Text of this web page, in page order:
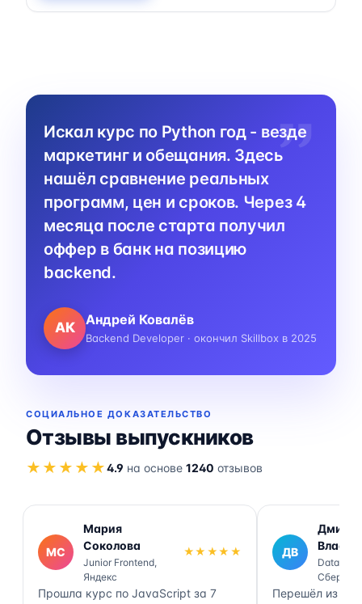
Искал курс по Python год - везде
маркетинг и обещания. Здесь
нашёл сравнение реальных
программ, цен и сроков. Через 4
месяца после старта получил
оффер в банк на позицию
backend.
АК Андрей Ковалёв
Backend Developer · окончил Skillbox в 2025
СОЦИАЛЬНОЕ ДОКАЗАТЕЛЬСТВО
Отзывы выпускников
★★★★★4.9 на основе 1240 отзывов
МС
Мария
Соколова
Junior Frontend,
Яндекс
★★★★★
Прошла курс по JavaScript за 7
ДВ
Власов
Data
Сбер
Перешёл из